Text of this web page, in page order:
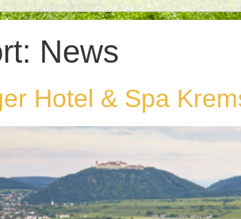
News
Hotel & Spa